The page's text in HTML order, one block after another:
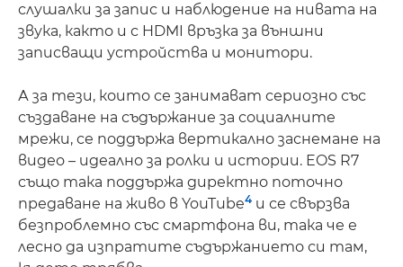
слушалки за запис и наблюдение на нивата на
звука, както и с HDMI връзка за външни
записващи устройства и монитори.
А за тези, които се занимават сериозно със
създаване на съдържание за социалните
мрежи, се поддържа вертикално заснемане на
видео – идеално за ролки и истории. EOS R7
също така поддържа директно поточно
предаване на живо в YouTube4 и се свързва
безпроблемно със смартфона ви, така че е
лесно да изпратите съдържанието си там,